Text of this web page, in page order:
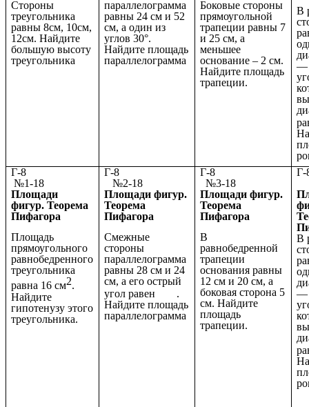
Стороны
треугольника
равны 8см, 10см,
12см. Найдите
большую высоту
треугольника
параллелограмма
равны 24 см и 52
см, а один из
углов 30°.
Найдите площадь
параллелограмма
Боковые стороны
прямоугольной
трапеции равны 7
и 25 см, а
меньшее
основание – 2 см.
Найдите площадь
трапеции.
В
—
Г-8
№1-18
Площади
фигур. Теорема
Пифагора
Площадь
прямоугольного
равнобедренного
треугольника
равна 16 см2.
Найдите
гипотенузу этого
треугольника.
Г-8
№2-18
Площади фигур.
Теорема
Пифагора
Смежные
стороны
параллелограмма
равны 28 см и 24
см, а его острый
угол равен
.
Найдите площадь
параллелограмма
Г-8
№3-18
Площади фигур.
Теорема
Пифагора
В
равнобедренной
трапеции
основания равны
12 см и 20 см, а
боковая сторона 5
см. Найдите
площадь
трапеции.
В
—